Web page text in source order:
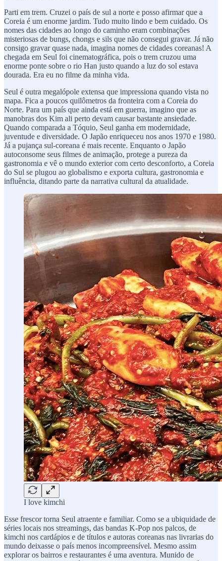
Parti em trem. Cruzei o país de sul a norte e posso afirmar que a
Coreia é um enorme jardim. Tudo muito lindo e bem cuidado. Os
nomes das cidades ao longo do caminho eram combinações
misteriosas de bungs, chongs e sils que não consegui gravar. Já não
consigo gravar quase nada, imagina nomes de cidades coreanas! A
chegada em Seul foi cinematográfica, pois o trem cruzou uma
enorme ponte sobre o rio Han justo quando a luz do sol estava
dourada. Era eu no filme da minha vida.
Seul é outra megalópole extensa que impressiona quando vista no
mapa. Fica a poucos quilômetros da fronteira com a Coreia do
Norte. Para um país que ainda está em guerra, imagino que as
manobras dos Kim ali perto devam causar bastante ansiedade.
Quando comparada a Tóquio, Seul ganha em modernidade,
juventude e diversidade. O Japão enriqueceu nos anos 1970 e 1980.
Já a pujança sul-coreana é mais recente. Enquanto o Japão
autoconsome seus filmes de animação, protege a pureza da
gastronomia e vê o mundo exterior com certo desconforto, a Coreia
do Sul se plugou ao globalismo e exporta cultura, gastronomia e
influência, ditando parte da narrativa cultural da atualidade.
I love kimchi
Esse frescor torna Seul atraente e familiar. Como se a ubiquidade de
séries locais nos streamings, das bandas K-Pop nos palcos, de
kimchi nos cardápios e de títulos e autoras coreanas nas livrarias do
mundo deixasse o país menos incompreensível. Mesmo assim
explorar os bairros e restaurantes é uma aventura. Munido de